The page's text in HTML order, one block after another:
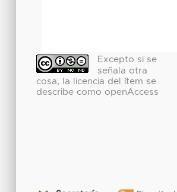
Excepto si se
señala otra
cosa, la licencia del ítem se
describe como openAccess